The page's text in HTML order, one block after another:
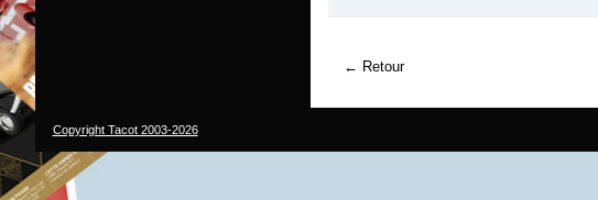
Retour
Copyright Tacot 2003-2026